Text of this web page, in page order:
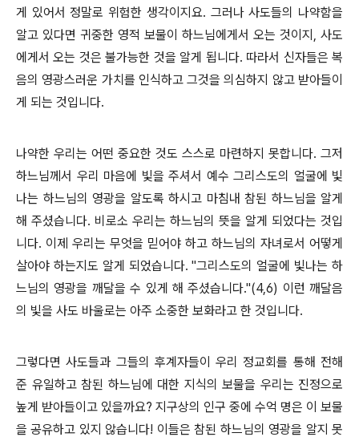
게 있어서 정말로 위험한 생각이지요. 그러나 사도들의 나약함을
알고 있다면 귀중한 영적 보물이 하느님에게서 오는 것이지, 사도
에게서 오는 것은 불가능한 것을 알게 됩니다. 따라서 신자들은 복
음의 영광스러운 가치를 인식하고 그것을 의심하지 않고 받아들이
게 되는 것입니다.
나약한 우리는 어떤 중요한 것도 스스로 마련하지 못합니다. 그저
하느님께서 우리 마음에 빛을 주셔서 예수 그리스도의 얼굴에 빛
나는 하느님의 영광을 알도록 하시고 마침내 참된 하느님을 알게
해 주셨습니다. 비로소 우리는 하느님의 뜻을 알게 되었다는 것입
니다. 이제 우리는 무엇을 믿어야 하고 하느님의 자녀로서 어떻게
살아야 하는지도 알게 되었습니다. "그리스도의 얼굴에 빛나는 하
느님의 영광을 깨달을 수 있게 해 주셨습니다."(4,6) 이런 깨달음
의 빛을 사도 바울로는 아주 소중한 보화라고 한 것입니다.
그렇다면 사도들과 그들의 후계자들이 우리 정교회를 통해 전해
준 유일하고 참된 하느님에 대한 지식의 보물을 우리는 진정으로
높게 받아들이고 있을까요? 지구상의 인구 중에 수억 명은 이 보물
을 공유하고 있지 않습니다! 이들은 참된 하느님의 영광을 알지 못